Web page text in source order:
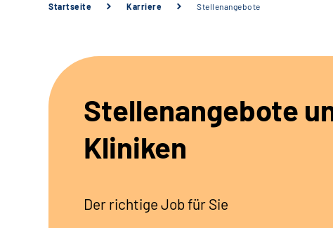
Startseite Karriere Stellenangebote
Stellenangebote
Kliniken
Der richtige Job für Sie